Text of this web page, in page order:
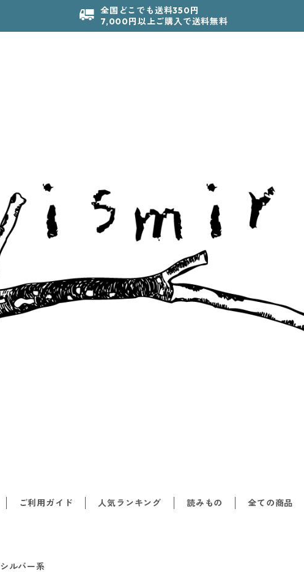
全国どこでも送料350円
7,000円以上ご購入で送料無料
ご利用ガイド 人気ランキング 読みもの 全ての商品
シルバー系